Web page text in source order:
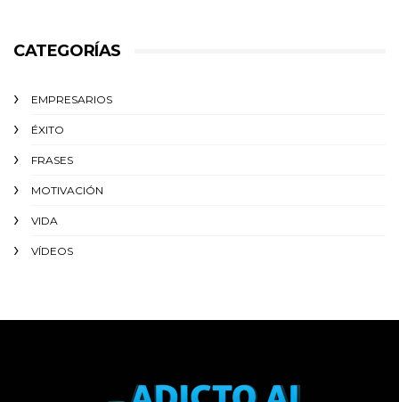
CATEGORÍAS
EMPRESARIOS
ÉXITO‬
FRASES
MOTIVACIÓN
VIDA
VÍDEOS